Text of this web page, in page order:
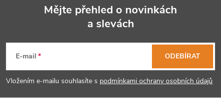
p
Mějte přehled o novinkách
a slevách
E-mail
Vložením e-mailu souhlasíte s podmínkami ochrany osobních údajů
ODEBÍRAT